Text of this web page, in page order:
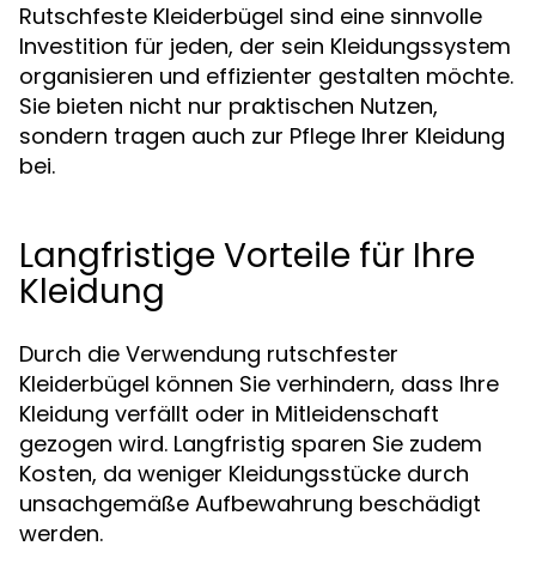
Rutschfeste Kleiderbügel sind eine sinnvolle
Investition für jeden, der sein Kleidungssystem
organisieren und effizienter gestalten möchte.
Sie bieten nicht nur praktischen Nutzen,
sondern tragen auch zur Pflege Ihrer Kleidung
bei.
Langfristige Vorteile für Ihre
Kleidung
Durch die Verwendung rutschfester
Kleiderbügel können Sie verhindern, dass Ihre
Kleidung verfällt oder in Mitleidenschaft
gezogen wird. Langfristig sparen Sie zudem
Kosten, da weniger Kleidungsstücke durch
unsachgemäße Aufbewahrung beschädigt
werden.